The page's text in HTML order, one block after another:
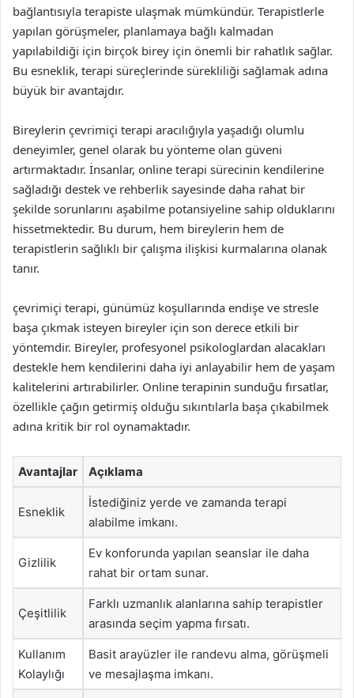
bağlantısıyla terapiste ulaşmak mümkündür. Terapistlerle
yapılan görüşmeler, planlamaya bağlı kalmadan
yapılabildiği için birçok birey için önemli bir rahatlık sağlar.
Bu esneklik, terapi süreçlerinde sürekliliği sağlamak adına
büyük bir avantajdır.
Bireylerin çevrimiçi terapi aracılığıyla yaşadığı olumlu
deneyimler, genel olarak bu yönteme olan güveni
artırmaktadır. İnsanlar, online terapi sürecinin kendilerine
sağladığı destek ve rehberlik sayesinde daha rahat bir
şekilde sorunlarını aşabilme potansiyeline sahip olduklarını
hissetmektedir. Bu durum, hem bireylerin hem de
terapistlerin sağlıklı bir çalışma ilişkisi kurmalarına olanak
tanır.
çevrimiçi terapi, günümüz koşullarında endişe ve stresle
başa çıkmak isteyen bireyler için son derece etkili bir
yöntemdir. Bireyler, profesyonel psikologlardan alacakları
destekle hem kendilerini daha iyi anlayabilir hem de yaşam
kalitelerini artırabilirler. Online terapinin sunduğu fırsatlar,
özellikle çağın getirmiş olduğu sıkıntılarla başa çıkabilmek
adına kritik bir rol oynamaktadır.
Avantajlar Açıklama
Esneklik
İstediğiniz yerde ve zamanda terapi
alabilme imkanı.
Gizlilik
Ev konforunda yapılan seanslar ile daha
rahat bir ortam sunar.
Çeşitlilik
Farklı uzmanlık alanlarına sahip terapistler
arasında seçim yapma fırsatı.
Kullanım
Kolaylığı
Basit arayüzler ile randevu alma, görüşmeli
ve mesajlaşma imkanı.